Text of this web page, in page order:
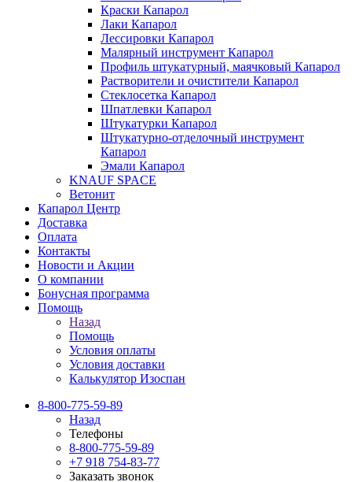
Краски Капарол
Лаки Капарол
Лессировки Капарол
Малярный инструмент Капарол
Профиль штукатурный, маячковый Капарол
Растворители и очистители Капарол
Cтеклосетка Капарол
Шпатлевки Капарол
Штукатурки Капарол
Штукатурно-отделочный инструмент
Капарол
Эмали Капарол
KNAUF SPACE
Ветонит
Капарол Центр
Доставка
Оплата
Контакты
Новости и Акции
О компании
Бонусная программа
Помощь
Назад
Помощь
Условия оплаты
Условия доставки
Калькулятор Изоспан
8-800-775-59-89
Назад
Телефоны
8-800-775-59-89
+7 918 754-83-77
Заказать звонок